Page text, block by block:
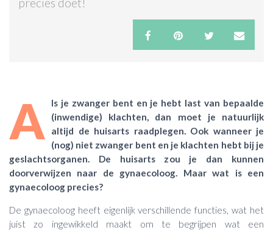
ACTIES & KORTING
precies doet!
A
ls je zwanger bent en je hebt last van bepaalde
(inwendige) klachten, dan moet je natuurlijk
altijd de huisarts raadplegen. Ook wanneer je
(nog) niet zwanger bent en je klachten hebt bij je
geslachtsorganen. De huisarts zou je dan kunnen
doorverwijzen naar de gynaecoloog. Maar wat is een
gynaecoloog precies?
De gynaecoloog heeft eigenlijk verschillende functies, wat het
juist zo ingewikkeld maakt om te begrijpen wat een